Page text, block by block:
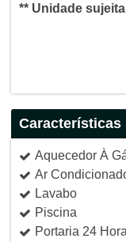
** Unidade
Características
Aquecedor À
Ar
Lavabo
Piscina
Portaria 24